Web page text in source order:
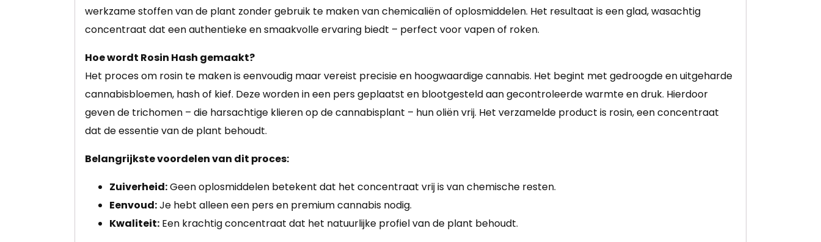
werkzame stoffen van de plant zonder gebruik te maken van chemicaliën of oplosmiddelen. Het resultaat is een glad, wasachtig
concentraat dat een authentieke en smaakvolle ervaring biedt – perfect voor vapen of roken.
Hoe wordt Rosin Hash gemaakt?
Het proces om rosin te maken is eenvoudig maar vereist precisie en hoogwaardige cannabis. Het begint met gedroogde en uitgeharde
cannabisbloemen, hash of kief. Deze worden in een pers geplaatst en blootgesteld aan gecontroleerde warmte en druk. Hierdoor
geven de trichomen – die harsachtige klieren op de cannabisplant – hun oliën vrij. Het verzamelde product is rosin, een concentraat
dat de essentie van de plant behoudt.
Belangrijkste voordelen van dit proces:
Zuiverheid:Geen oplosmiddelen betekent dat het concentraat vrij is van chemische resten.
Eenvoud:Je hebt alleen een pers en premium cannabis nodig.
Kwaliteit: Een krachtig concentraat dat het natuurlijke profiel van de plant behoudt.